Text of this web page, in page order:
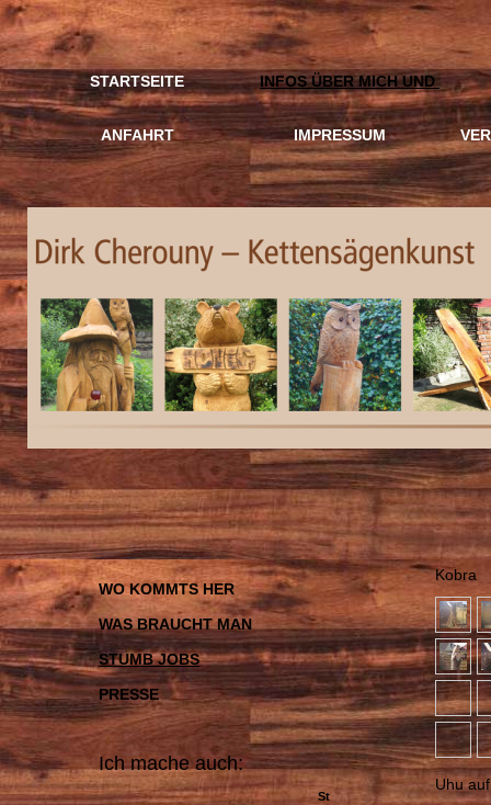
STARTSEITE INFOS ÜBER MICH UND MEIN
ANFAHRT IMPRESSUM
Kobra
Uhu
WO KOMMTS HER
WAS BRAUCHT MAN
STUMB JOBS
PRESSE
Ich mache auch:
St